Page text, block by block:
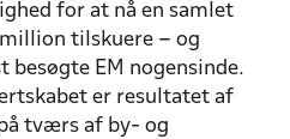
for at nå en samlet
tilskuere – og
besøgte EM nogensinde.
er resultatet af
tværs af by- og